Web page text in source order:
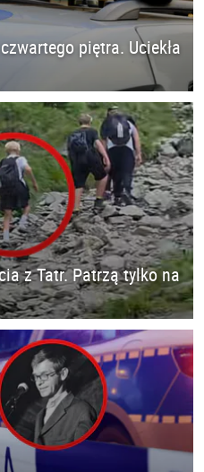
piętra. Uciekła
z Tatr. Patrzą tylko na